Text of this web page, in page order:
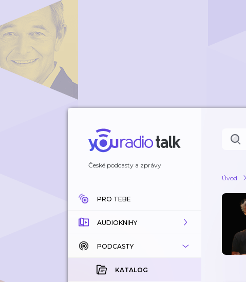
České podcasty a zprávy
PRO TEBE
AUDIOKNIHY
KATALOG
KOUPENÉ
PODCASTY
KATALOG
Úvod